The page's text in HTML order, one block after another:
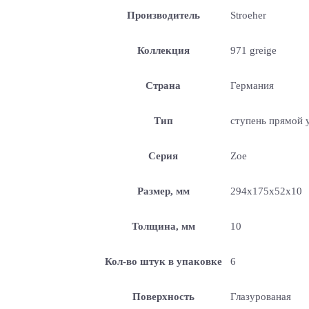
Производитель Stroeher
Коллекция 971 greige
Страна Германия
Тип ступень прямой
Серия Zoe
Размер, мм 294x175x52x10
Толщина, мм 10
Кол-во штук в упаковке 6
Поверхность Глазурованая